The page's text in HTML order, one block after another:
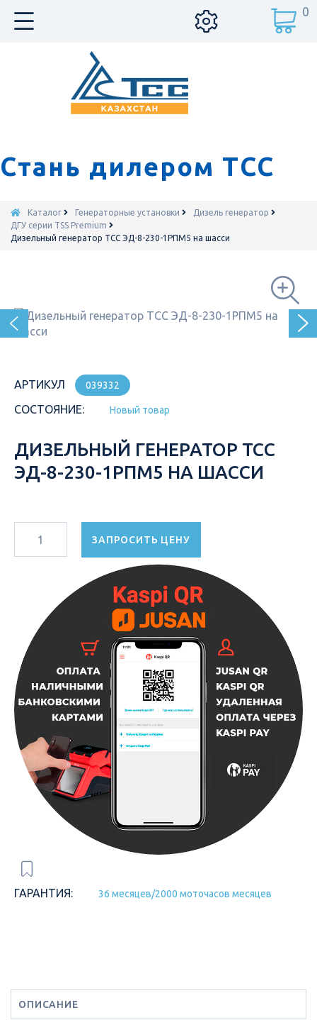
Стань дилером ТСС
0
Каталог Генераторные установки
Дизель генератор
ДГУ серии TSS Premium
Дизельный генератор ТСС ЭД-8-230-1РПМ5 на шасси
АРТИКУЛ 039332
СОСТОЯНИЕ: Новый товар
ДИЗЕЛЬНЫЙ ГЕНЕРАТОР ТСС
ЭД-8-230-1РПМ5 НА ШАССИ
ЗАПРОСИТЬ ЦЕНУ
ГАРАНТИЯ: 36 месяцев/2000 моточасов месяцев
ОПИСАНИЕ